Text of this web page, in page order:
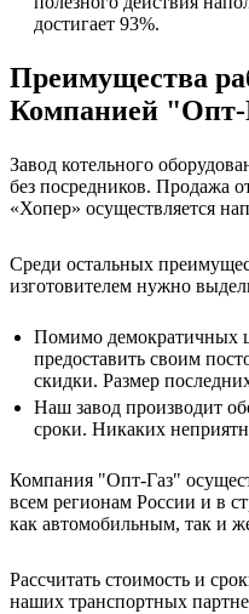
достигает 93%.
Преимущества
Компанией "Опт-
Завод котельного
без посредников. Продажа
«Хопер» осуществляется
Среди остальных
изготовителем нужно
Помимо демократичных
предоставить своим
скидки. Размер
Наш завод производит
сроки. Никаких
Компания "Опт-Газ"
всем регионам России и в
как автомобильным, так и
Рассчитать стоимость и
наших транспортных